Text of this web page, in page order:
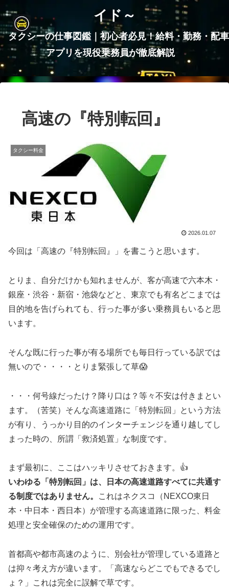
イド～
タクシーの仕事図鑑｜初心者必見！給料・勤務・配車
アプリを現役乗務員が徹底解説
高速の『特別転回』
タクシー料金
2026.01.07
今回は「高速の『特別転回』」を書こうと思います。
とりま、自分だけかも知れませんが、客が高速で六本木・
銀座・渋谷・新宿・池袋などと、東京でも有名どこまでは
目的地を告げられても、行った事が多い乗務員もいると思
います。
そんな既に行った事が有る場所でも毎日行っている訳では
無いので・・・・とりま緊張して草😱
・・・何号線だったけ？降り口は？等々不安は付きまとい
ます。（苦笑）そんな高速道路に「特別転回」という方法
が有り、うっかり目的のインターチェンジを通り越してし
まった時の、所謂「救済処置」な制度です。
まず最初に、ここはハッキリさせておきます。👍
いわゆる「特別転回」は、日本の高速道路すべてに共通す
る制度ではありません。
これはネクスコ（NEXCO東日
本・中日本・西日本）が管理する高速道路に限った、料金
処理と安全確保のための運用です。
首都高や都市高速のように、別会社が管理している道路と
は抑々考え方が違います。「高速ならどこでもできるでし
ょ？」これは完全に誤解で草です。